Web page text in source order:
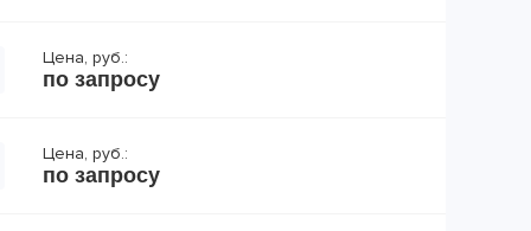
Цена, руб.:
по запросу
Цена, руб.:
по запросу